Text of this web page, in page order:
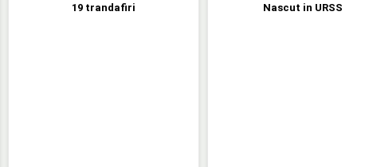
19 trandafiri Nascut in URSS